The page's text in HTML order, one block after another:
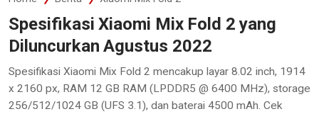
Spesifikasi Xiaomi Mix Fold 2 yang
Diluncurkan Agustus 2022
Spesifikasi Xiaomi Mix Fold 2 mencakup layar 8.02 inch, 1914
x 2160 px, RAM 12 GB RAM (LPDDR5 @ 6400 MHz), storage
256/512/1024 GB (UFS 3.1), dan baterai 4500 mAh. Cek